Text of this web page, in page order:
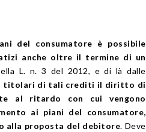
del consumatore è possibile
anche oltre il termine di un
L. n. 3 del 2012, e di là dalle
titolari di tali crediti il diritto di
al ritardo con cui vengono
ai piani del consumatore,
alla proposta del debitore. Deve